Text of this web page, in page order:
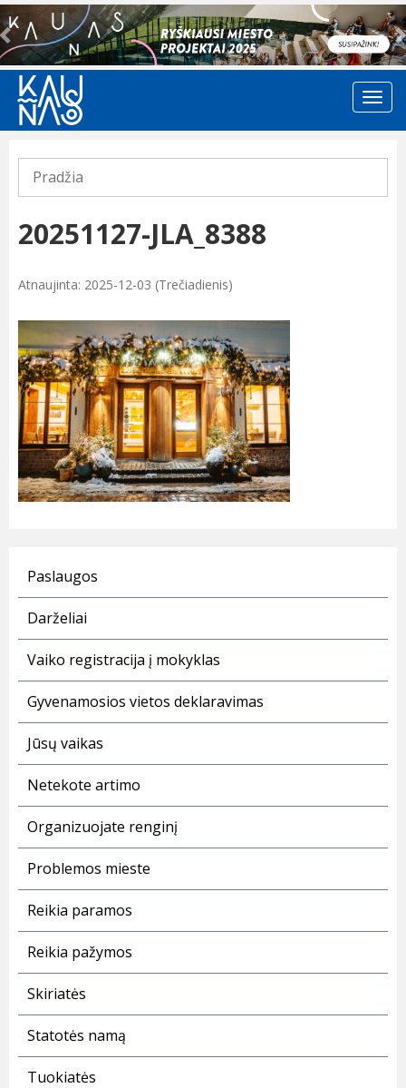
Previous
Pradžia
20251127-JLA_8388
Atnaujinta: 2025-12-03 (Trečiadienis)
Paslaugos
Darželiai
Vaiko registracija į mokyklas
Gyvenamosios vietos deklaravimas
Jūsų vaikas
Netekote artimo
Organizuojate renginį
Problemos mieste
Reikia paramos
Reikia pažymos
Skiriatės
Statotės namą
Tuokiatės